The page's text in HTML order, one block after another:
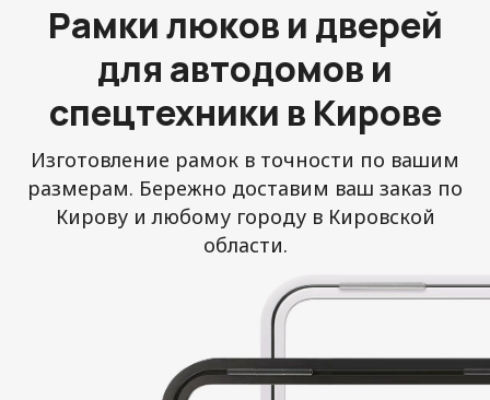
Рамки люков и дверей
для автодомов и
спецтехники в Кирове
Изготовление рамок в точности по вашим
размерам. Бережно доставим ваш заказ по
Кирову и любому городу в Кировской
области.